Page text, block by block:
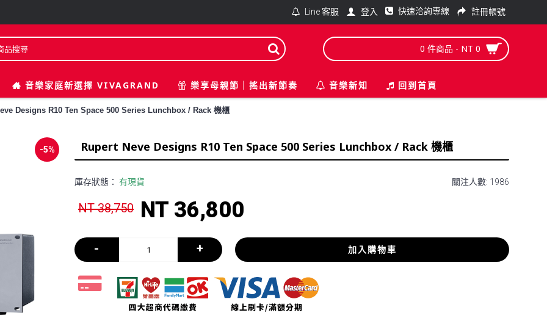
Line 客服 登入 快速洽詢專線 註冊帳號
0 件商品 - NT 0
音樂家庭新選擇 VIVAGRAND 樂享母親節｜搖出新節奏 音樂新知 回到首頁
Designs R10 Ten Space 500 Series Lunchbox / Rack 機櫃
-5% Rupert Neve Designs R10 Ten Space 500 Series Lunchbox / Rack 機櫃
關注人數: 1986
庫存狀態： 有現貨
NT 38,750 NT 36,800
- + 加入購物車